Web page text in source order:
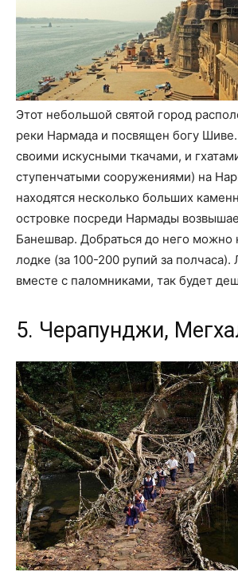
Этот небольшой святой город
реки Нармада и посвящен богу
своими искусными ткачами, и
ступенчатыми сооружениями) на
находятся несколько больших
островке посреди Нармады
Банешвар. Добраться до него можно
лодке (за 100-200 рупий за полчаса).
вместе с паломниками, так будет
5. Черапунджи,